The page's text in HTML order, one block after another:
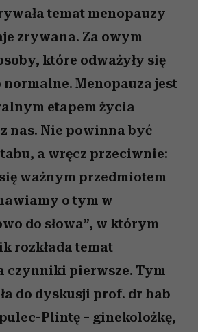
temat menopauzy
zrywana. Za owym
które odważyły się
Menopauza jest
etapem życia
nas. Nie powinna być
a wręcz przeciwnie:
ważnym przedmiotem
o tym w
do słowa”, w którym
rozkłada temat
czynniki pierwsze. Tym
do dyskusji prof. dr hab
Plintę – ginekolożkę,